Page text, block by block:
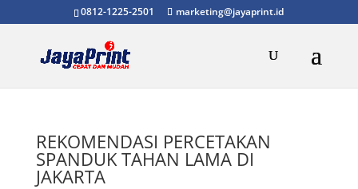
0812-1225-2501 marketing@jayaprint.id
REKOMENDASI PERCETAKAN
SPANDUK TAHAN LAMA DI
JAKARTA